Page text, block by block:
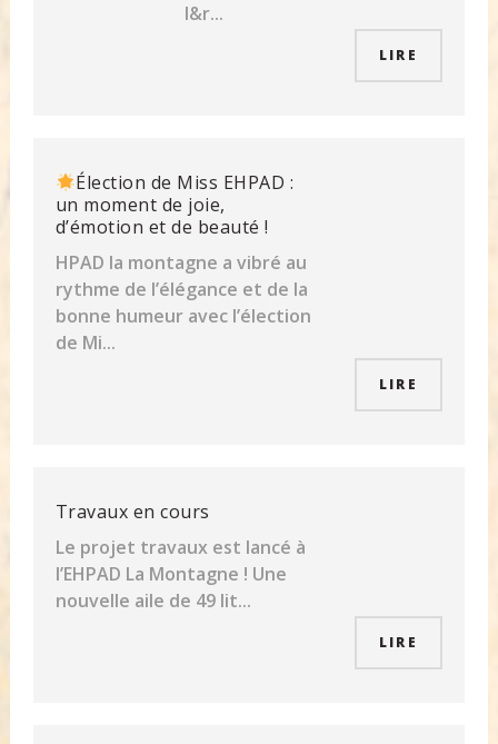
l&r...
LIRE
Élection de Miss EHPAD :
un moment de joie,
d’émotion et de beauté !
HPAD la montagne a vibré au
rythme de l’élégance et de la
bonne humeur avec l’élection
de Mi...
LIRE
Travaux en cours
Le projet travaux est lancé à
l’EHPAD La Montagne ! Une
nouvelle aile de 49 lit...
LIRE